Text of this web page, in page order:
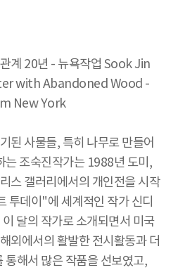
계 20년 - 뉴욕작업 Sook Jin
with Abandoned Wood -
New York
된 사물들, 특히 나무로 만들어
는 조숙진작가는 1988년 도미,
스 갤러리에서의 개인전을 시작
투데이"에 세계적인 작가 신디
달의 작가로 소개되면서 미국
외에서의 활발한 전시활동과 더
통해서 많은 작품을 선보였고,